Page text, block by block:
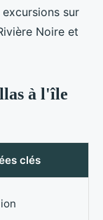
sur
Noire et
à l'île
clés